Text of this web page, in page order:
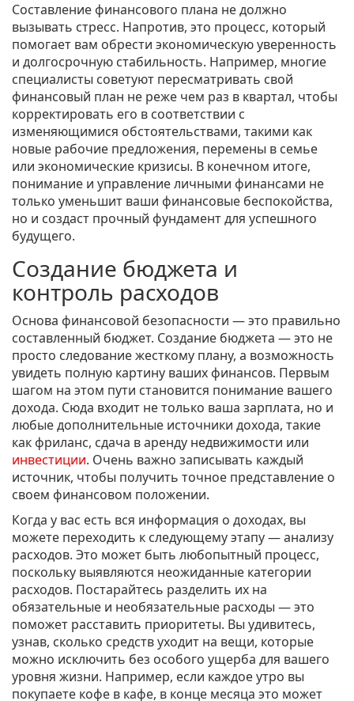
Составление финансового плана не должно
вызывать стресс. Напротив, это процесс, который
помогает вам обрести экономическую уверенность
и долгосрочную стабильность. Например, многие
специалисты советуют пересматривать свой
финансовый план не реже чем раз в квартал, чтобы
корректировать его в соответствии с
изменяющимися обстоятельствами, такими как
новые рабочие предложения, перемены в семье
или экономические кризисы. В конечном итоге,
понимание и управление личными финансами не
только уменьшит ваши финансовые беспокойства,
но и создаст прочный фундамент для успешного
будущего.
Создание бюджета и
контроль расходов
Основа финансовой безопасности — это правильно
составленный бюджет. Создание бюджета — это не
просто следование жесткому плану, а возможность
увидеть полную картину ваших финансов. Первым
шагом на этом пути становится понимание вашего
дохода. Сюда входит не только ваша зарплата, но и
любые дополнительные источники дохода, такие
как фриланс, сдача в аренду недвижимости или
инвестиции. Очень важно записывать каждый
источник, чтобы получить точное представление о
своем финансовом положении.
Когда у вас есть вся информация о доходах, вы
можете переходить к следующему этапу — анализу
расходов. Это может быть любопытный процесс,
поскольку выявляются неожиданные категории
расходов. Постарайтесь разделить их на
обязательные и необязательные расходы — это
поможет расставить приоритеты. Вы удивитесь,
узнав, сколько средств уходит на вещи, которые
можно исключить без особого ущерба для вашего
уровня жизни. Например, если каждое утро вы
покупаете кофе в кафе, в конце месяца это может